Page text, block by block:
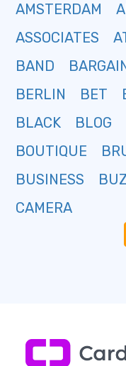
AMSTERDAM
ASSOCIATES
BAND
BERLIN
BET
BLACK
BLOG
BOUTIQUE
BUSINESS
CAMERA